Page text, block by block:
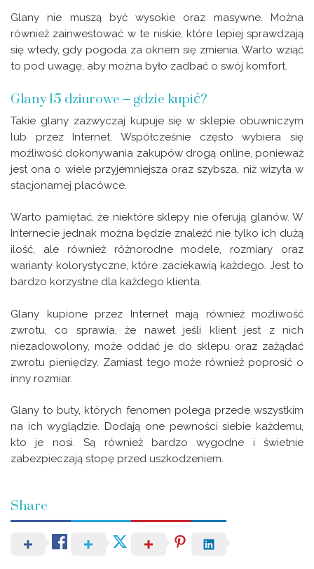
Glany nie muszą być wysokie oraz masywne. Można
również zainwestować w te niskie, które lepiej sprawdzają
się wtedy, gdy pogoda za oknem się zmienia. Warto wziąć
to pod uwagę, aby można było zadbać o swój komfort.
Glany 15 dziurowe – gdzie kupić?
Takie glany zazwyczaj kupuje się w sklepie obuwniczym
lub przez Internet. Współcześnie często wybiera się
możliwość dokonywania zakupów drogą online, ponieważ
jest ona o wiele przyjemniejsza oraz szybsza, niż wizyta w
stacjonarnej placówce.
Warto pamiętać, że niektóre sklepy nie oferują glanów. W
Internecie jednak można będzie znaleźć nie tylko ich dużą
ilość, ale również różnorodne modele, rozmiary oraz
warianty kolorystyczne, które zaciekawią każdego. Jest to
bardzo korzystne dla każdego klienta.
Glany kupione przez Internet mają również możliwość
zwrotu, co sprawia, że nawet jeśli klient jest z nich
niezadowolony, może oddać je do sklepu oraz zażądać
zwrotu pieniędzy. Zamiast tego może również poprosić o
inny rozmiar.
Glany to buty, których fenomen polega przede wszystkim
na ich wyglądzie. Dodają one pewności siebie każdemu,
kto je nosi. Są również bardzo wygodne i świetnie
zabezpieczają stopę przed uszkodzeniem.
Share